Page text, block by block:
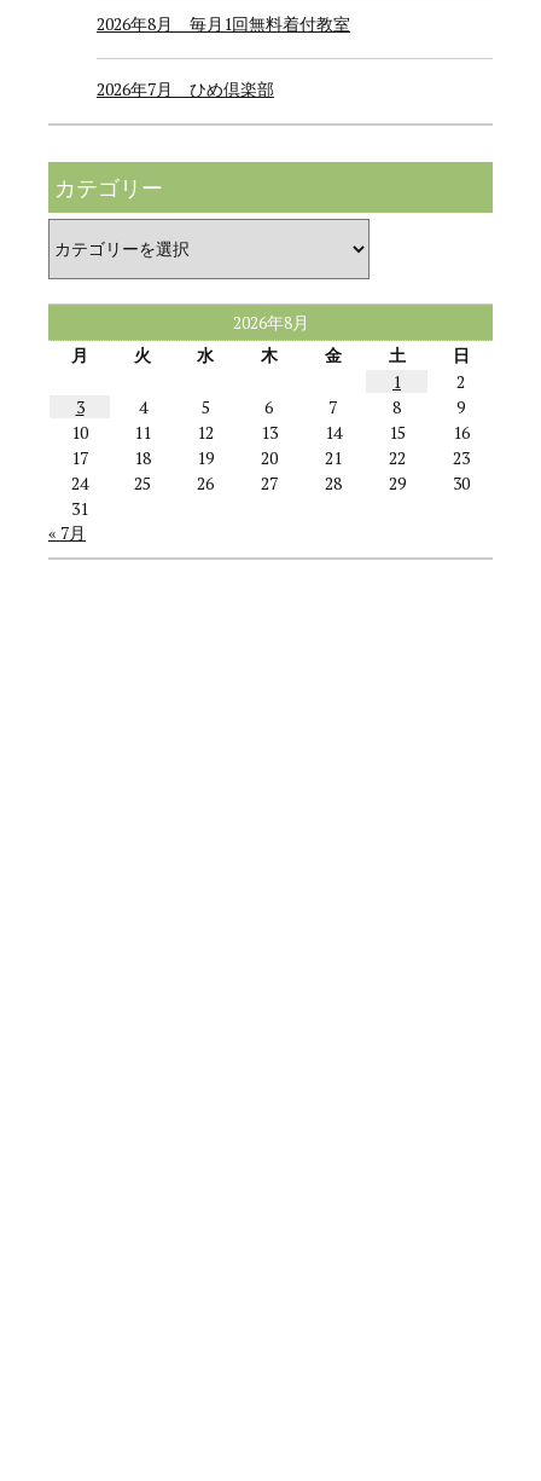
2026年8月 毎月1回無料着付教室
2026年7月 ひめ倶楽部
カテゴリー
テ
ゴ
リ
2026年8月
月
火 水 木 金 土
日
1
2
3
4 5 6 7 8
9
10
11 12 13 14 15
16
17
18 19 20 21 22
23
24
25 26 27 28 29
30
31
« 7月